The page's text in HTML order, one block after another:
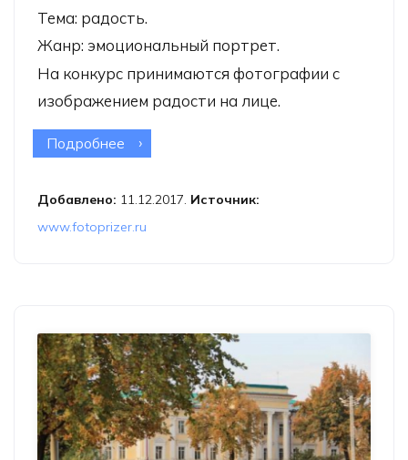
Тема: радость.
Жанр: эмоциональный портрет.
На конкурс принимаются фотографии с
изображением радости на лице.
Подробнее о Фотоконкурс «Радость на лице»
Добавлено: 11.12.2017. Источник:
www.fotoprizer.ru